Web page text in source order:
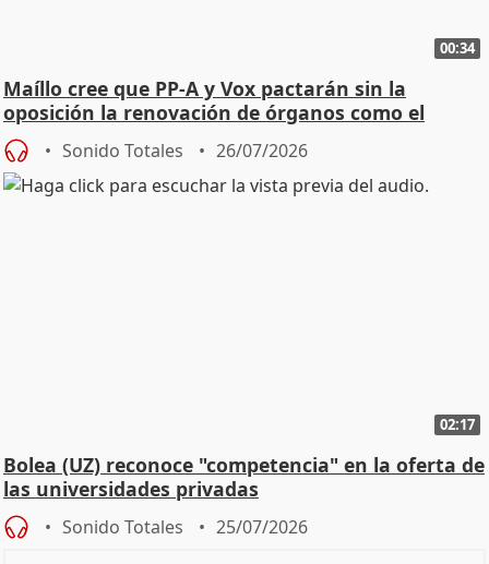
00:34
Maíllo cree que PP-A y Vox pactarán sin la
oposición la renovación de órganos como el
Defensor
Sonido Totales 26/07/2026
02:17
Bolea (UZ) reconoce "competencia" en la oferta de
las universidades privadas
Sonido Totales 25/07/2026